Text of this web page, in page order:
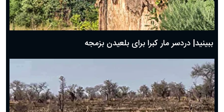
ببینید| دردسر مار کبرا برای بلعیدن بزمجه